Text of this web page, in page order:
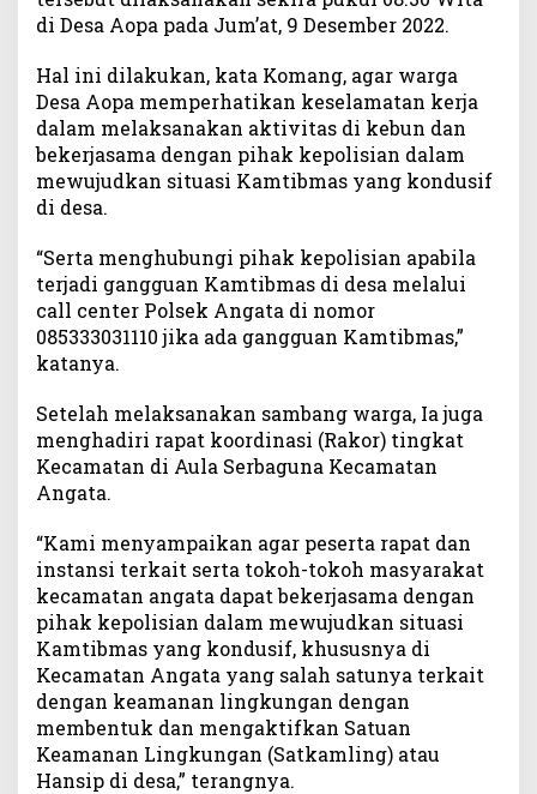
a
i
r
R
a
k
T
i
n
g
t
e
c
a
t
a
n
di Desa Aopa pada Jum’at, 9 Desember 2022.
Hal ini dilakukan, kata Komang, agar warga
Desa Aopa memperhatikan keselamatan kerja
dalam melaksanakan aktivitas di kebun dan
bekerjasama dengan pihak kepolisian dalam
mewujudkan situasi Kamtibmas yang kondusif
di desa.
“Serta menghubungi pihak kepolisian apabila
terjadi gangguan Kamtibmas di desa melalui
call center Polsek Angata di nomor
085333031110 jika ada gangguan Kamtibmas,”
katanya.
Setelah melaksanakan sambang warga, Ia juga
menghadiri rapat koordinasi (Rakor) tingkat
Kecamatan di Aula Serbaguna Kecamatan
Angata.
“Kami menyampaikan agar peserta rapat dan
instansi terkait serta tokoh-tokoh masyarakat
kecamatan angata dapat bekerjasama dengan
pihak kepolisian dalam mewujudkan situasi
Kamtibmas yang kondusif, khususnya di
Kecamatan Angata yang salah satunya terkait
dengan keamanan lingkungan dengan
membentuk dan mengaktifkan Satuan
Keamanan Lingkungan (Satkamling) atau
Hansip di desa,” terangnya.